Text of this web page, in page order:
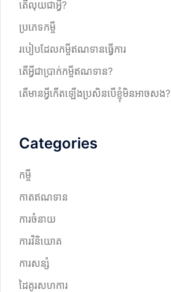
តើលុយជាអ្វី?
ប្រភេទកម្ចី
របៀបដែលកម្ចីឥណទានធ្វើការ
តើអ្វីជាប្រាក់កម្ចីឥណទាន?
តើមានអ្វីកើតឡើងប្រសិនបើខ្ញុំមិនអាចសង?
Categories
កម្ចី
កាតឥណទាន
ការចំនាយ
ការវិនិយោគ
ការសន្សំ
ដៃគូរសហការ